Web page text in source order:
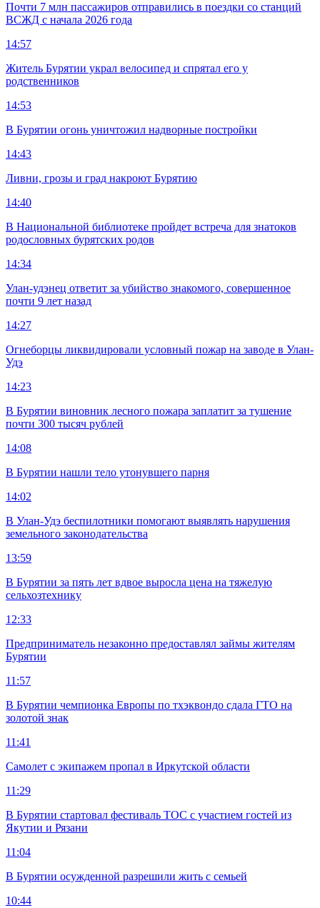
Почти 7 млн пассажиров отправились в поездки со станций
ВСЖД с начала 2026 года
14:57
Житель Бурятии украл велосипед и спрятал его у
родственников
14:53
В Бурятии огонь уничтожил надворные постройки
14:43
Ливни, грозы и град накроют Бурятию
14:40
В Национальной библиотеке пройдет встреча для знатоков
родословных бурятских родов
14:34
Улан-удэнец ответит за убийство знакомого, совершенное
почти 9 лет назад
14:27
Огнеборцы ликвидировали условный пожар на заводе в Улан-
Удэ
14:23
В Бурятии виновник лесного пожара заплатит за тушение
почти 300 тысяч рублей
14:08
В Бурятии нашли тело утонувшего парня
14:02
В Улан-Удэ беспилотники помогают выявлять нарушения
земельного законодательства
13:59
В Бурятии за пять лет вдвое выросла цена на тяжелую
сельхозтехнику
12:33
Предприниматель незаконно предоставлял займы жителям
Бурятии
11:57
В Бурятии чемпионка Европы по тхэквондо сдала ГТО на
золотой знак
11:41
Самолет с экипажем пропал в Иркутской области
11:29
В Бурятии стартовал фестиваль ТОС с участием гостей из
Якутии и Рязани
11:04
В Бурятии осужденной разрешили жить с семьей
10:44